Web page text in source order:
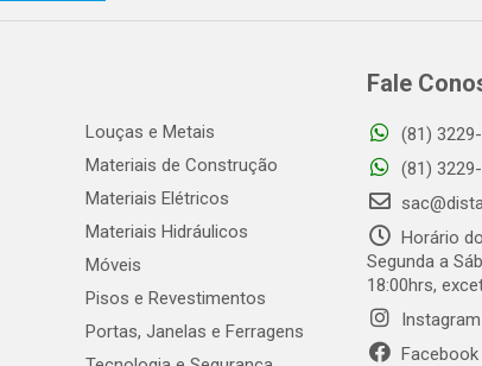
Louças e Metais
Materiais de Construção
Materiais Elétricos
Materiais Hidráulicos
Móveis
Pisos e Revestimentos
Portas, Janelas e Ferragens
Fale
(81)
(81)
Horário
Segunda a
18:00hrs,
Instagram
Facebook